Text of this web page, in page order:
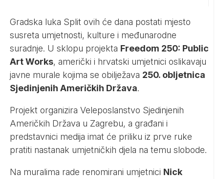
Gradska luka Split ovih će dana postati mjesto
susreta umjetnosti, kulture i međunarodne
suradnje. U sklopu projekta Freedom 250: Public
Art Works, američki i hrvatski umjetnici oslikavaju
javne murale kojima se obilježava 250. obljetnica
Sjedinjenih Američkih Država.
Projekt organizira Veleposlanstvo Sjedinjenih
Američkih Država u Zagrebu, a građani i
predstavnici medija imat će priliku iz prve ruke
pratiti nastanak umjetničkih djela na temu slobode.
Na muralima rade renomirani umjetnici Nick